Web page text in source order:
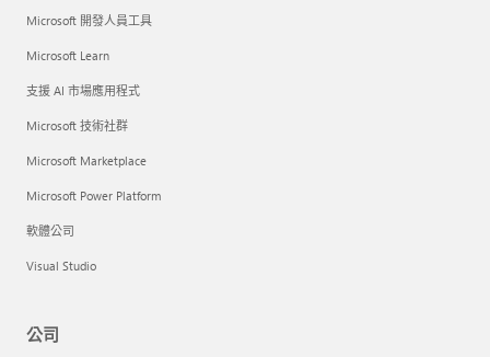
Microsoft 開發人員工具
Microsoft Learn
支援 AI 市場應用程式
Microsoft 技術社群
Microsoft Marketplace
Microsoft Power Platform
軟體公司
Visual Studio
公司